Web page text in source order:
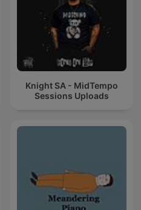
Knight SA - MidTempo
Sessions Uploads